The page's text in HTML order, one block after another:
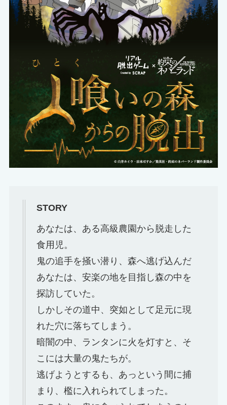
STORY
あなたは、ある高級農園から脱走した
食用児。
鬼の追手を掻い潜り、森へ逃げ込んだ
あなたは、安楽の地を目指し森の中を
探訪していた。
しかしその道中、突如として足元に現
れた穴に落ちてしまう。
暗闇の中、ランタンに火を灯すと、そ
こには大量の鬼たちが。
逃げようとするも、あっという間に捕
まり、檻に入れられてしまった。